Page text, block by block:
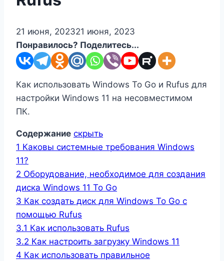
21 июня, 202321 июня, 2023
Понравилось? Поделитесь...
Как использовать Windows To Go и Rufus для
настройки Windows 11 на несовместимом
ПК.
Содержание скрыть
1 Каковы системные требования Windows
11?
2 Оборудование, необходимое для создания
диска Windows 11 To Go
3 Как создать диск для Windows To Go с
помощью Rufus
3.1 Как использовать Rufus
3.2 Как настроить загрузку Windows 11
4 Как использовать правильное